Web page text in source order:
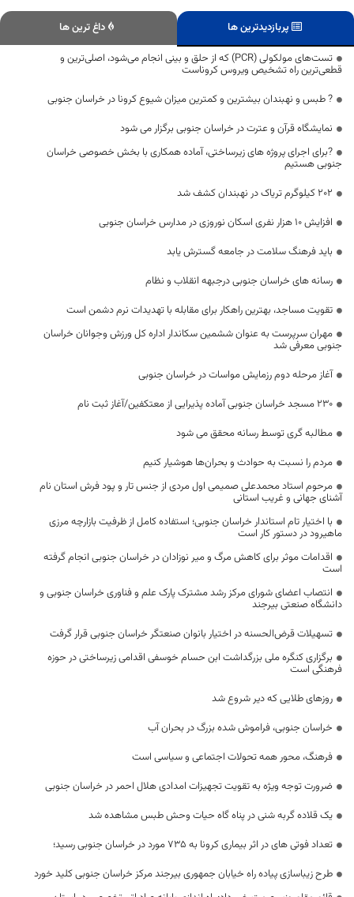
پربازدیدترین ها
داغ ترین ها
تست‌های مولکولی (PCR) که از حلق و بینی انجام می‌شود، اصلی‌ترین و
قطعی‌ترین راه تشخیص ویروس کروناست
? طبس و نهبندان بیشترین و کمترین میزان شیوع کرونا در خراسان جنوبی
نمایشگاه قرآن و عترت در خراسان جنوبی برگزار می شود
?برای اجرای پروژه های زیرساختی، آماده همکاری با بخش خصوصی خراسان
جنوبی هستیم
۲۰۲ کیلوگرم تریاک در نهبندان کشف شد
افزایش ۱۰ هزار نفری اسکان نوروزی در مدارس خراسان جنوبی
باید فرهنگ سلامت در جامعه گسترش یابد
رسانه های خراسان جنوبی درجبهه انقلاب و نظام
تقویت مساجد، بهترین راهکار برای مقابله با تهدیدات نرم دشمن است
مهران سرپرست به عنوان ششمین سکاندار اداره کل ورزش وجوانان خراسان
جنوبی معرفی شد
آغاز مرحله دوم رزمایش مواسات در خراسان جنوبی
۲۳۰ مسجد خراسان جنوبی آماده پذیرایی از معتکفین/آغاز ثبت نام
مطالبه گری توسط رسانه محقق می شود
مردم را نسبت به حوادث و بحران‌ها هوشیار کنیم
مرحوم استاد محمدعلی صمیمی اول مردی از جنس تار و پود فرش استان نام
آشنای جهانی و غریب استانی
با اختیار تام استاندار خراسان جنوبی؛ استفاده کامل از ظرفیت بازارچه مرزی
ماهیرود در دستور کار است
اقدامات موثر برای کاهش مرگ و میر نوزادان در خراسان جنوبی انجام گرفته
است
انتصاب اعضای شورای مرکز رشد مشترک پارک علم و فناوری خراسان جنوبی و
دانشگاه صنعتی بیرجند
تسهیلات قرض‌الحسنه در اختیار بانوان صنعتگر خراسان جنوبی قرار گرفت
برگزاری کنگره ملی بزرگداشت ابن حسام خوسفی اقدامی زیرساختی در حوزه
فرهنگی است
روزهای طلایی که دیر شروع شد
خراسان جنوبی، فراموش شده بزرگ در بحران آب
فرهنگ، محور همه تحولات اجتماعی و سیاسی است
ضرورت توجه ویژه به تقویت تجهیزات امدادی هلال احمر در خراسان جنوبی
یک قلاده گربه شنی در پناه گاه حیات وحش طبس مشاهده شد
تعداد فوتی های در اثر بیماری کرونا به 735 مورد در خراسان جنوبی رسید؛
طرح زیباسازی پیاده راه خیابان جمهوری بیرجند مرکز خراسان جنوبی کلید خورد